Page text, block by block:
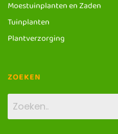
Moestuinplanten en Zaden
Tuinplanten
Plantverzorging
ZOEKEN